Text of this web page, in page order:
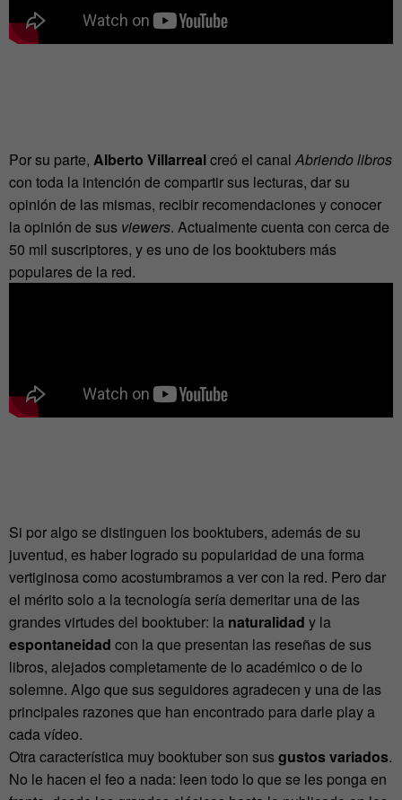
Por su parte, Alberto Villarrealcreó el canalAbriendo libros
con toda la intención de compartir sus lecturas, dar su
opinión de las mismas, recibir recomendaciones y conocer
la opinión de sus viewers. Actualmente cuenta con cerca de
50 mil suscriptores, y es uno de los booktubers más
populares de la red.
Si por algo se distinguen los booktubers, además de su
juventud, es haber logrado su popularidad de una forma
vertiginosa como acostumbramos a ver con la red. Pero dar
el mérito solo a la tecnología sería demeritar una de las
grandes virtudes del booktuber: la naturalidad y la
espontaneidad con la que presentan las reseñas de sus
libros, alejados completamente de lo académico o de lo
solemne. Algo que sus seguidores agradecen y una de las
principales razones que han encontrado para darle play a
cada vídeo.
Otra característica muy booktuber son susgustos variados.
No le hacen el feo a nada: leen todo lo que se les ponga en